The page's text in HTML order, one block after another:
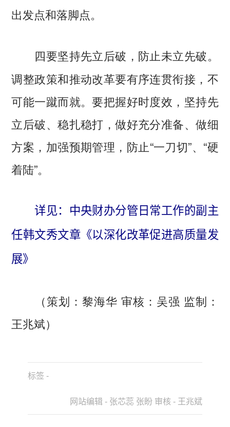
出发点和落脚点。
四要坚持先立后破，防止未立先破。
调整政策和推动改革要有序连贯衔接，不
可能一蹴而就。要把握好时度效，坚持先
立后破、稳扎稳打，做好充分准备、做细
方案，加强预期管理，防止“一刀切”、“硬
着陆”。
详见：中央财办分管日常工作的副主
任韩文秀文章《以深化改革促进高质量发
展》
（策划：黎海华 审核：吴强 监制：
王兆斌）
标签 -
网站编辑 - 张芯蕊 张盼 审核 - 王兆斌